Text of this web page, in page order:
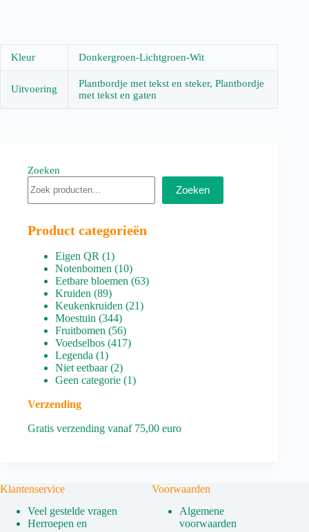
Kleur Donkergroen-Lichtgroen-Wit
Uitvoering
Plantbordje met tekst en steker, Plantbordje
met tekst en gaten
Zoeken
Zoeken
Product categorieën
Eigen QR 11
product
Notenbomen 1010
producten
Eetbare bloemen 6363
Kruiden 8989
producten
Keukenkruiden 2121
Moestuin 344344
producten
Fruitbomen 5656
producten
Voedselbos 417417
Legenda 11
product
Niet eetbaar 22
producten
Geen categorie 11
Verzending
Gratis verzending vanaf 75,00 euro
Klantenservice
Veel gestelde vragen
Herroepen en
Voorwaarden
Algemene
voorwaarden